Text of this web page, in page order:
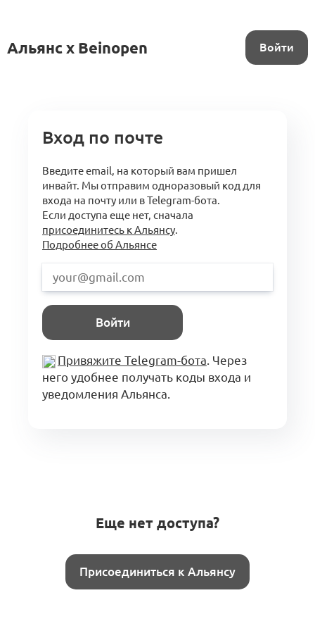
Альянс x Beinopen Войти
Вход по почте
Введите email, на который вам пришел
инвайт. Мы отправим одноразовый код для
входа на почту или в Telegram-бота.
Если доступа еще нет, сначала
присоединитесь к Альянсу.
Подробнее об Альянсе
Войти
Привяжите Telegram-бота. Через
него удобнее получать коды входа и
уведомления Альянса.
Еще нет доступа?
Присоединиться к Альянсу